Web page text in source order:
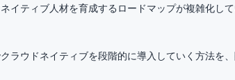
イティブ人材を育成するロードマップが複雑化し
ラウドネイティブを段階的に導入していく方法を